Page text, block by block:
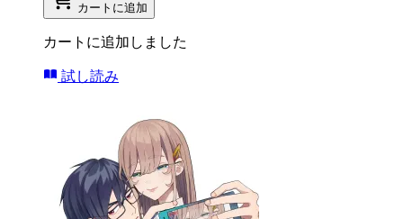
カートに追加
カートに追加しました
試し読み